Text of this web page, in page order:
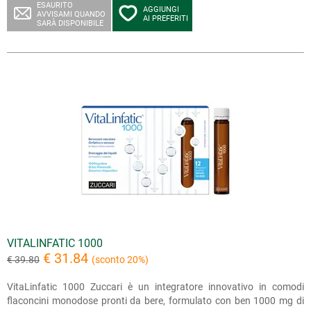
ESAURITO
AVVISAMI QUANDO
SARÀ DISPONIBILE
AGGIUNGI
AI PREFERITI
VITALINFATIC 1000
€ 39.80 € 31.84 (sconto 20%)
VitaLinfatic 1000 Zuccari è un integratore innovativo in comodi
flaconcini monodose pronti da bere, formulato con ben 1000 mg di